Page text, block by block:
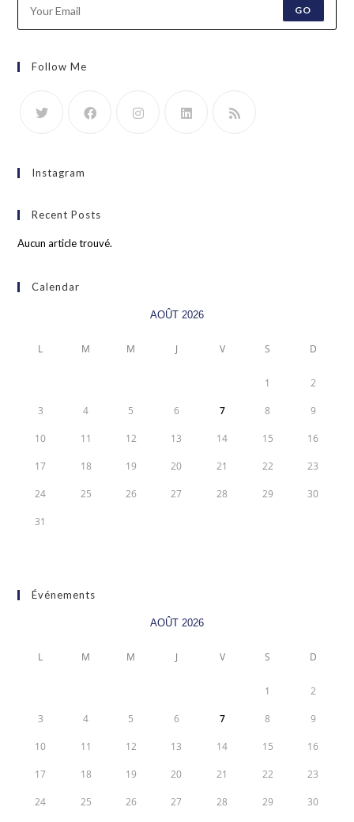
GO
Follow Me
Instagram
Recent Posts
Aucun article trouvé.
Calendar
AOÛT 2026
L M M J V S D
1 2
3 4 5 6 7 8 9
10 11 12 13 14 15 16
17 18 19 20 21 22 23
24 25 26 27 28 29 30
31
Événements
AOÛT 2026
L M M J V S D
1 2
3 4 5 6 7 8 9
10 11 12 13 14 15 16
17 18 19 20 21 22 23
24 25 26 27 28 29 30